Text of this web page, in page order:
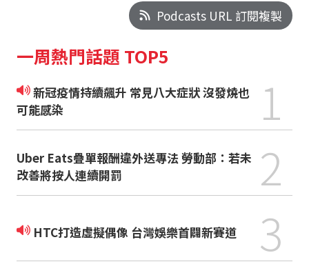
Podcasts URL 訂閱複製
一周熱門話題 TOP5
新冠疫情持續飆升 常見八大症狀 沒發燒也
可能感染
1
Uber Eats疊單報酬違外送專法 勞動部：若未
改善將按人連續開罰
2
HTC打造虛擬偶像 台灣娛樂首闢新賽道 3